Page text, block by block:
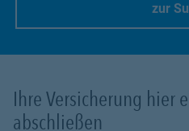
zur
Ihre Versicherung hier
abschließen